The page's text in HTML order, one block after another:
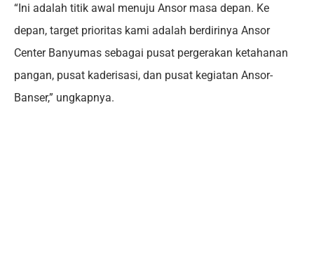
“Ini adalah titik awal menuju Ansor masa depan. Ke
depan, target prioritas kami adalah berdirinya Ansor
Center Banyumas sebagai pusat pergerakan ketahanan
pangan, pusat kaderisasi, dan pusat kegiatan Ansor-
Banser,” ungkapnya.